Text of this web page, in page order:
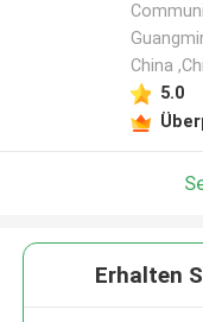
China
5.0
Erhalten